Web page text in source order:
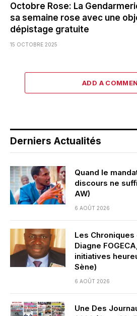
Octobre Rose: La
sa semaine rose avec une
dépistage gratuite
15 OCTOBRE 2025
ADD A
Derniers Actualités
Quand le
discours ne
AW)
6 AOÛT 2026
Les Chroniques
Diagne
initiatives
Sène)
6 AOÛT 2026
Une Des